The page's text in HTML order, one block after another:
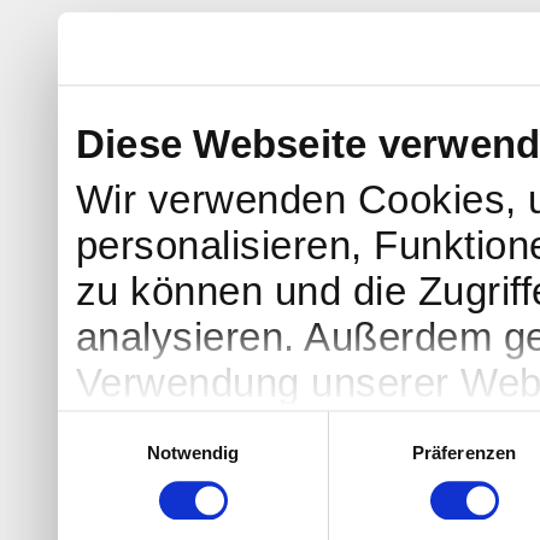
Diese Webseite
Wir verwenden Cookies,
personalisieren,
zu können und die
analysieren. Außerdem
Verwendung unserer
Partner führen diese
weiteren Daten
Notwendig
Präferenzen